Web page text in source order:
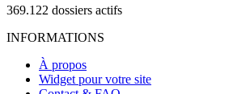
369.122 dossiers actifs
INFORMATIONS
À propos
Widget pour votre site